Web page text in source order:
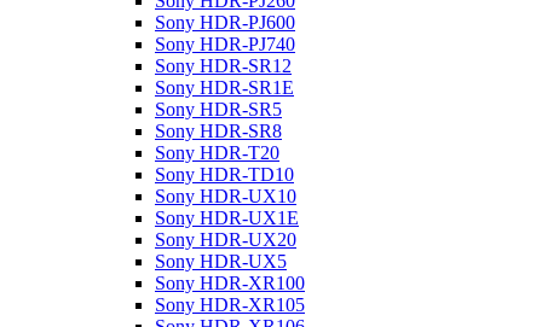
Sony HDR-PJ600
Sony HDR-PJ740
Sony HDR-SR12
Sony HDR-SR1E
Sony HDR-SR5
Sony HDR-SR8
Sony HDR-T20
Sony HDR-TD10
Sony HDR-UX10
Sony HDR-UX1E
Sony HDR-UX20
Sony HDR-UX5
Sony HDR-XR100
Sony HDR-XR105